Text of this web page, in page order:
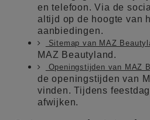
en telefoon. Via de
altijd op de hoogte van
aanbiedingen.
Sitemap van MAZ
MAZ Beautyland.
Openingstijden van MAZ
de openingstijden van
vinden. Tijdens
afwijken.